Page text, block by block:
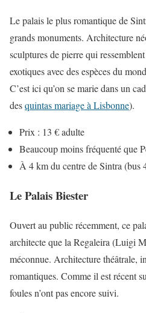
Le palais le plus romantique de
grands monuments. Architecture
sculptures de pierre qui
exotiques avec des espèces du
C’est ici qu’on se marie dans un
desquintas mariage à Lisbonne).
Prix : 13 € adulte
Beaucoup moins fréquenté que
À 4 km du centre de Sintra (bus
Le Palais Biester
Ouvert au public récemment, ce
architecte que la Regaleira (Luigi
méconnue. Architecture théâtrale,
romantiques. Comme il est récent
foules n’ont pas encore suivi.